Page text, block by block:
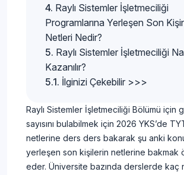
Raylı Sistemler İşletmeciliği
Programlarına Yerleşen Son
Netleri Nedir?
Raylı Sistemler İşletmeciliği
Kazanılır?
İlginizi Çekebilir >>>
Raylı Sistemler İşletmeciliği Bölümü için
sayısını bulabilmek için 2026 YKS’de
netlerine ders ders bakarak şu anki
yerleşen son kişilerin netlerine bakmak
eder. Üniversite bazında derslerde kaç